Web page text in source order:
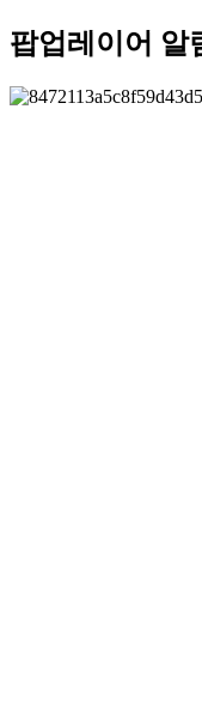
팝업레이어 알